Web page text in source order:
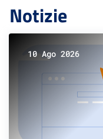
Notizie
10 Ago 2026